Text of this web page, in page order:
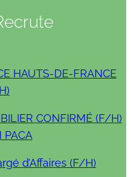
HAUTS-DE-FRANCE
CONFIRMÉ (F/H)
PACA
d’Affaires (F/H)